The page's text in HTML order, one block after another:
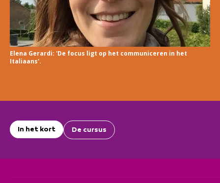
Elena Gerardi: 'De focus ligt op het communiceren in het
Italiaans'.
In het kort De cursus